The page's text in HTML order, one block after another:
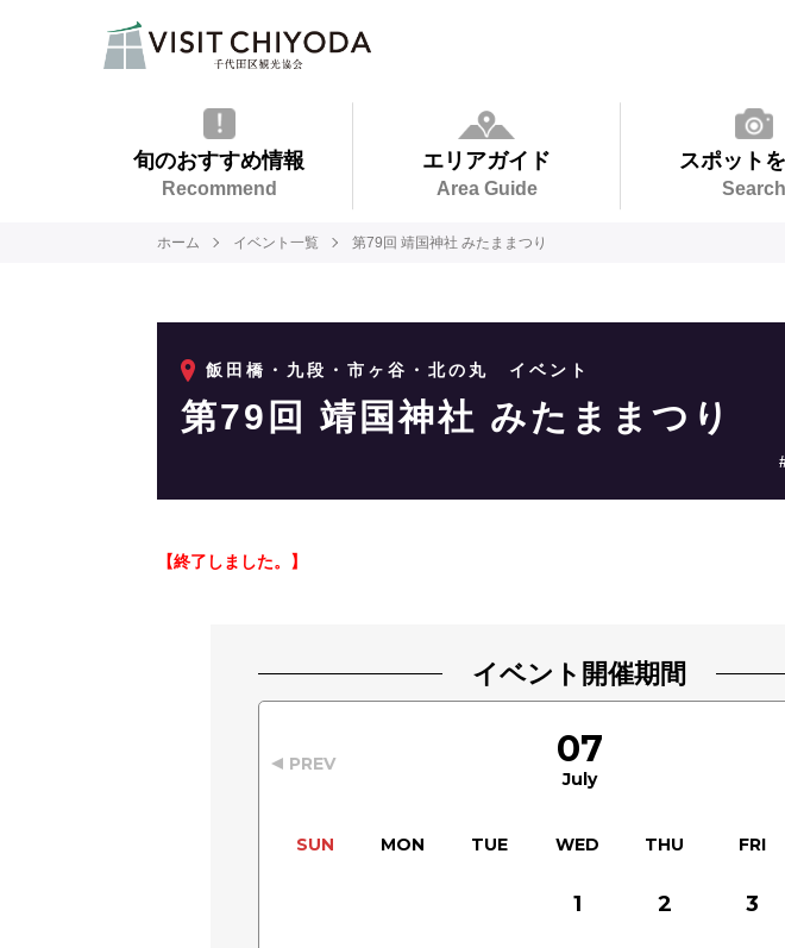
旬のおすすめ情報
Recommend
エリアガイド
Area Guide
スポット
Search
ホーム イベント一覧 第79回 靖国神社 みたままつり
飯田橋・九段・市ヶ谷・北の丸 イベント
第79回 靖国神社 みたままつり
【終了しました。】
イベント開催期間
PREV 07
July
SUN MON TUE WED THU FRI
1 2 3